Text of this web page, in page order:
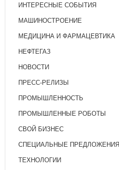
ИНТЕРЕСНЫЕ СОБЫТИЯ
МАШИНОСТРОЕНИЕ
МЕДИЦИНА И ФАРМАЦЕВТИКА
НЕФТЕГАЗ
НОВОСТИ
ПРЕСС-РЕЛИЗЫ
ПРОМЫШЛЕННОСТЬ
ПРОМЫШЛЕННЫЕ РОБОТЫ
СВОЙ БИЗНЕС
СПЕЦИАЛЬНЫЕ ПРЕДЛОЖЕНИЯ
ТЕХНОЛОГИИ